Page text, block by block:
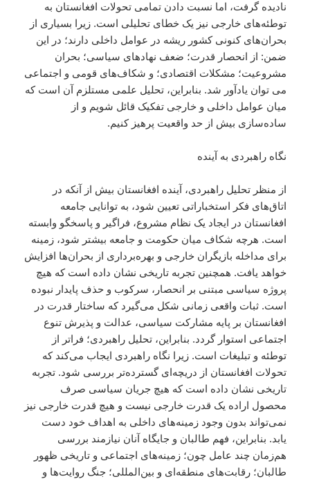
نادیده گرفت، اما نسبت دادن تمامی تحولات افغانستان به
توطئه‌های خارجی نیز یک خطای تحلیلی است. زیرا بسیاری از
بحران‌های کنونی کشور ریشه در عوامل داخلی دارند؛ در این
ضمن: از انحصار قدرت؛ ضعف نهادهای سیاسی؛ بحران
مشروعیت؛ مشکلات اقتصادی؛ و شکاف‌های قومی و اجتماعی
می توان یادآور شد. بنابراین، تحلیل علمی مستلزم آن است که
میان عوامل داخلی و خارجی تفکیک قائل شویم و از
ساده‌سازی بیش از حد واقعیت پرهیز کنیم.
نگاه راهبردی به آینده
از منظر تحلیل راهبردی، آینده افغانستان بیش از آنکه در
اتاق‌های فکر استخباراتی تعیین شود، به توانایی جامعه
افغانستان در ایجاد یک نظام مشروع، فراگیر و پاسخگو وابسته
است. هرچه شکاف میان حکومت و جامعه بیشتر شود، زمینه
برای مداخله بازیگران خارجی و بهره‌برداری از بحران‌ها افزایش
خواهد یافت. همچنین تجربه تاریخی نشان داده است که هیچ
پروژه سیاسی مبتنی بر انحصار، سرکوب و حذف پایدار نبوده
است. ثبات واقعی زمانی شکل می‌گیرد که ساختار قدرت در
افغانستان بر پایه مشارکت سیاسی، عدالت و پذیرش تنوع
اجتماعی استوار گردد. بنابراین، تحلیل راهبردی؛ فراتر از
توطئه و تبلیغات است. زیرا نگاه راهبردی ایجاب می‌کند که
تحولات افغانستان از دریچه‌ای گسترده‌تر بررسی شود. تجربه
تاریخی نشان داده است که هیچ جریان سیاسی صرف
محصول اراده یک قدرت خارجی نیست و هیچ قدرت خارجی نیز
نمی‌تواند بدون وجود زمینه‌های داخلی به اهداف خود دست
یابد. بنابراین، فهم طالبان و جایگاه آنان نیازمند بررسی
هم‌زمان چند عامل چون؛ زمینه‌های اجتماعی و تاریخی ظهور
طالبان؛ رقابت‌های منطقه‌ای و بین‌المللی؛ جنگ روایت‌ها و